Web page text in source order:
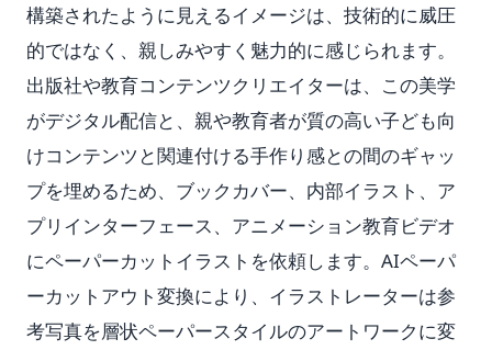
構築されたように見えるイメージは、技術的に威圧
的ではなく、親しみやすく魅力的に感じられます。
出版社や教育コンテンツクリエイターは、この美学
がデジタル配信と、親や教育者が質の高い子ども向
けコンテンツと関連付ける手作り感との間のギャッ
プを埋めるため、ブックカバー、内部イラスト、ア
プリインターフェース、アニメーション教育ビデオ
にペーパーカットイラストを依頼します。AIペーパ
ーカットアウト変換により、イラストレーターは参
考写真を層状ペーパースタイルのアートワークに変